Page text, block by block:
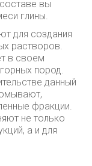
вы
глины.
для создания
растворов.
в своем
пород.
данный
фракции.
не только
а и для